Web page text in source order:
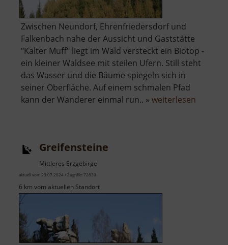
Zwischen Neundorf, Ehrenfriedersdorf und
Falkenbach nahe der Aussicht und Gaststätte
"Kalter Muff" liegt im Wald versteckt ein Biotop -
ein kleiner Waldsee mit steilen Ufern. Still steht
das Wasser und die Bäume spiegeln sich in
seiner Oberfläche. Auf einem schmalen Pfad
kann der Wanderer einmal run.. » weiterlesen
Greifensteine
Mittleres Erzgebirge
aktuell vom 23.07.2024 / Zugriffe: 72830
6 km vom aktuellen Standort